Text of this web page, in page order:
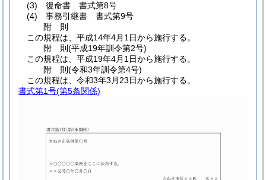
(3)
復命書 書式第8号
(4)
事務引継書 書式第9号
附 則
この規程は、平成14年4月1日から施行する。
附 則(平成19年訓令第2号)
この規程は、平成19年4月1日から施行する。
附 則(令和3年訓令第4号)
この規程は、令和3年3月23日から施行する。
書式第1号(第5条関係)